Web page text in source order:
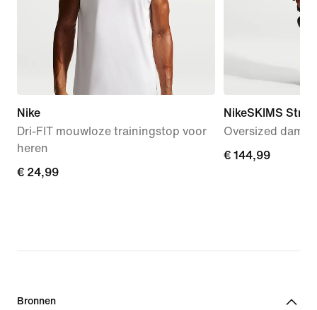
Nike
Dri-FIT mouwloze trainingstop voor
heren
€ 24,99
€ 24,99
NikeSKIMS
Oversized
€ 144,99
€ 144,99
Bronnen